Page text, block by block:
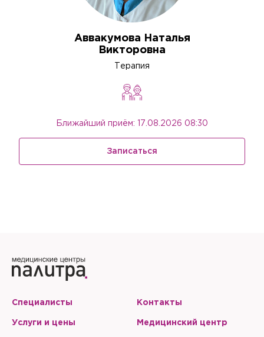
Аввакумова Наталья
Викторовна
Терапия
Ближайший приём: 17.08.2026 08:30
Записаться
Специалисты
Услуги и цены
Контакты
Медицинский центр